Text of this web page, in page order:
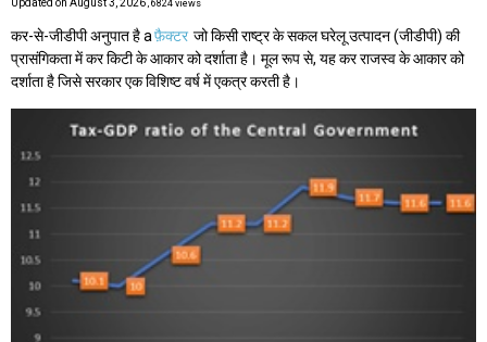
Updated on August 3, 2026 , 6824 views
कर-से-जीडीपी अनुपात है aफ़ैक्टर जो किसी राष्ट्र के सकल घरेलू उत्पादन (जीडीपी) की
प्रासंगिकता में कर किटी के आकार को दर्शाता है। मूल रूप से, यह कर राजस्व के आकार को
दर्शाता है जिसे सरकार एक विशिष्ट वर्ष में एकत्र करती है।